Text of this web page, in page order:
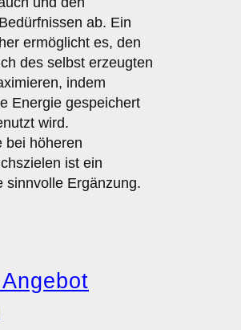
ab. Ein
ermöglicht es, den
des selbst erzeugten
indem
Energie gespeichert
wird.
bei höheren
ist ein
sinnvolle Ergänzung.